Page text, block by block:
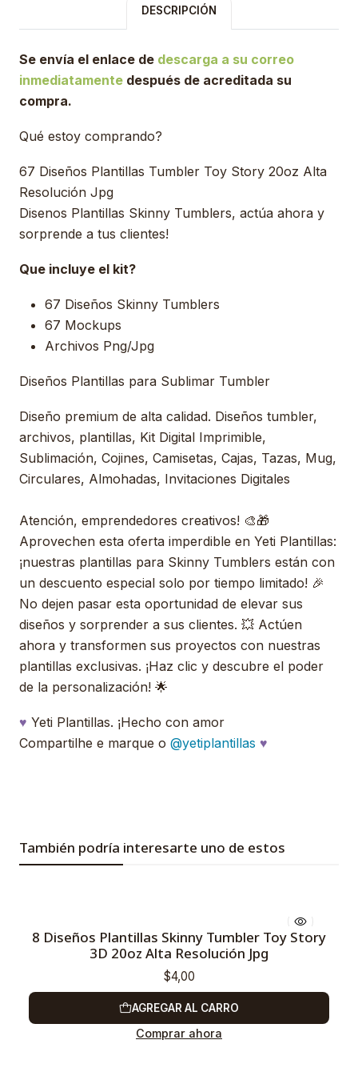
DESCRIPCIÓN
Se envía el enlace de descarga a su correo
inmediatamente después de acreditada su
compra.
Qué estoy comprando?
67 Diseños Plantillas Tumbler Toy Story 20oz Alta
Resolución Jpg
Disenos Plantillas Skinny Tumblers, actúa ahora y
sorprende a tus clientes!
Que incluye el kit?
67 Diseños Skinny Tumblers
67 Mockups
Archivos Png/Jpg
Diseños Plantillas para Sublimar Tumbler
Diseño premium de alta calidad. Diseños tumbler,
archivos, plantillas, Kit Digital Imprimible,
Sublimación, Cojines, Camisetas, Cajas, Tazas, Mug,
Circulares, Almohadas, Invitaciones Digitales
Atención, emprendedores creativos! 🎨🎁
Aprovechen esta oferta imperdible en Yeti Plantillas:
¡nuestras plantillas para Skinny Tumblers están con
un descuento especial solo por tiempo limitado! 🎉
No dejen pasar esta oportunidad de elevar sus
diseños y sorprender a sus clientes. 💥 Actúen
ahora y transformen sus proyectos con nuestras
plantillas exclusivas. ¡Haz clic y descubre el poder
de la personalización! 🌟
♥ Yeti Plantillas. ¡Hecho con amor
Compartilhe e marque o @yetiplantillas ♥
También podría interesarte uno de estos
8 Diseños Plantillas Skinny Tumbler Toy Story
3D 20oz Alta Resolución Jpg
$4,00
AGREGAR AL CARRO
Comprar ahora